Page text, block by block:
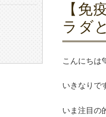
【免
ラダ
こんにちは
いきなりで
いま注目の